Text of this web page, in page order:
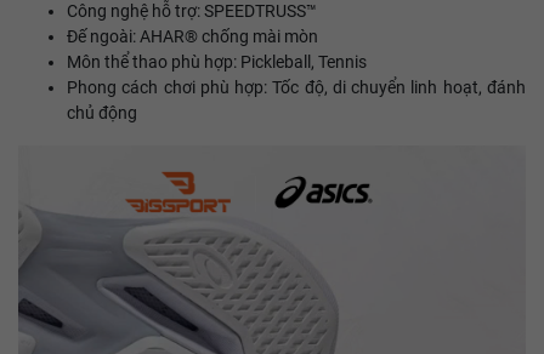
Công nghệ hỗ trợ: SPEEDTRUSS™
Đế ngoài: AHAR® chống mài mòn
Môn thể thao phù hợp: Pickleball, Tennis
Phong cách chơi phù hợp: Tốc độ, di chuyển linh hoạt, đánh
chủ động